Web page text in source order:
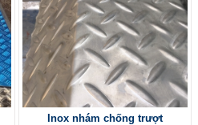
Inox nhám chống trượt